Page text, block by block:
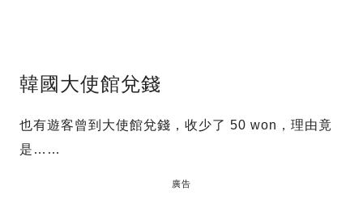
韓國大使館兌錢
也有遊客曾到大使館兌錢，收少了 50 won，理由竟
是……
廣告